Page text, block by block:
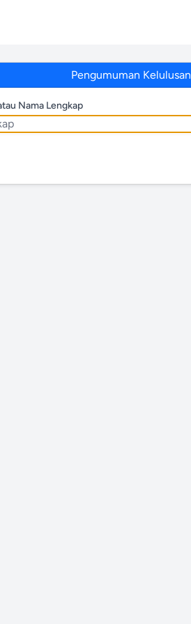
Pengumuman Kelulusan
Nama Lengkap